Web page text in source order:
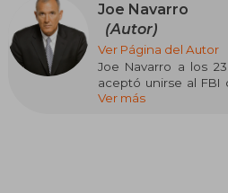
Joe Navarro
(Autor)
Ver Página del Autor
Joe Navarro a los
aceptó unirse al
los agentes más
Ver más